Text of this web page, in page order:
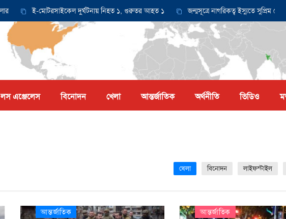
ই-মোটরসাইকেল দুর্ঘটনায় নিহত ১, গুরুতর আহত ১ জন্মসূত্রে নাগরিকত্ব ইস্যুতে সুপ্রিম কোর্টে
লস এঞ্জেলেস বিনোদন খেলা আন্তর্জাতিক অর্থনীতি ভিডিও
খেলা বিনোদন লাইফস্টাইল
আন্তর্জাতিক আন্তর্জাতিক